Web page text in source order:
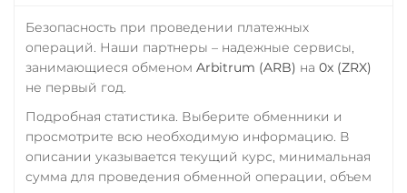
Zcash (ZEC)
Utopia USD (UUSD)
VeChain (VET)
WAVES
Wrapped Bitcoin (WBTC)
ERC20 AVAXC
QR RUB
УкрСиббанк UAH
Центр Кредит KZT
Элкарт KGS
Безопасность при проведении платежных
операций. Наши партнеры – надежные сервисы,
занимающиеся обменом Arbitrum (ARB) на 0x (ZRX)
не первый год.
Подробная статистика. Выберите обменники и
просмотрите всю необходимую информацию. В
описании указывается текущий курс, минимальная
сумма для проведения обменной операции, объем